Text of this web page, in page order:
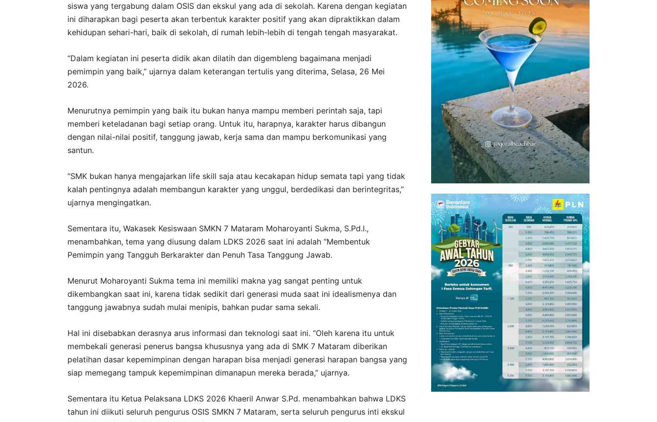
siswa yang tergabung dalam OSIS dan ekskul yang ada di sekolah. Karena dengan kegiatan
ini diharapkan bagi peserta akan terbentuk karakter positif yang akan dipraktikkan dalam
kehidupan sehari-hari, baik di sekolah, di rumah lebih-lebih di tengah tengah masyarakat.
“Dalam kegiatan ini peserta didik akan dilatih dan digembleng bagaimana menjadi
pemimpin yang baik,” ujarnya dalam keterangan tertulis yang diterima, Selasa, 26 Mei
2026.
Menurutnya pemimpin yang baik itu bukan hanya mampu memberi perintah saja, tapi
memberi keteladanan bagi setiap orang. Untuk itu, harapnya, karakter harus dibangun
dengan nilai-nilai positif, tanggung jawab, kerja sama dan mampu berkomunikasi yang
santun.
“SMK bukan hanya mengajarkan life skill saja atau kecakapan hidup semata tapi yang tidak
kalah pentingnya adalah membangun karakter yang unggul, berdedikasi dan berintegritas,”
ujarnya mengingatkan.
Sementara itu, Wakasek Kesiswaan SMKN 7 Mataram Moharoyanti Sukma, S.Pd.I.,
menambahkan, tema yang diusung dalam LDKS 2026 saat ini adalah “Membentuk
Pemimpin yang Tangguh Berkarakter dan Penuh Tasa Tanggung Jawab.
Menurut Moharoyanti Sukma tema ini memiliki makna yag sangat penting untuk
dikembangkan saat ini, karena tidak sedikit dari generasi muda saat ini idealismenya dan
tanggung jawabnya sudah mulai menipis, bahkan pudar sama sekali.
Hal ini disebabkan derasnya arus informasi dan teknologi saat ini. “Oleh karena itu untuk
membekali generasi penerus bangsa khususnya yang ada di SMK 7 Mataram diberikan
pelatihan dasar kepemimpinan dengan harapan bisa menjadi generasi harapan bangsa yang
siap memegang tampuk kepemimpinan dimanapun mereka berada,” ujarnya.
Sementara itu Ketua Pelaksana LDKS 2026 Khaeril Anwar S.Pd. menambahkan bahwa LDKS
tahun ini diikuti seluruh pengurus OSIS SMKN 7 Mataram, serta seluruh pengurus inti ekskul